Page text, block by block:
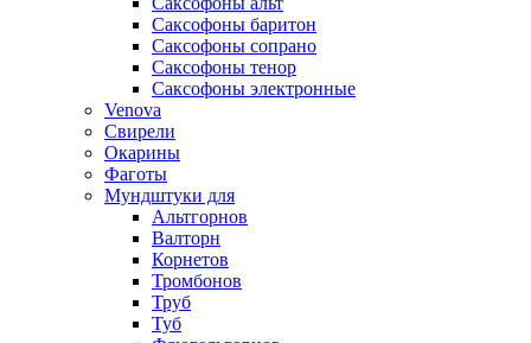
Саксофоны баритон
Саксофоны сопрано
Саксофоны тенор
Саксофоны электронные
Venova
Свирели
Окарины
Фаготы
Мундштуки для
Альтгорнов
Валторн
Корнетов
Тромбонов
Труб
Туб